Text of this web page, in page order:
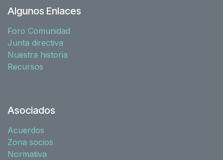
Algunos Enlaces
Foro Comunidad
Junta directiva
Nuestra historia
Recursos
Asociados
Acuerdos
Zona socios
Normativa